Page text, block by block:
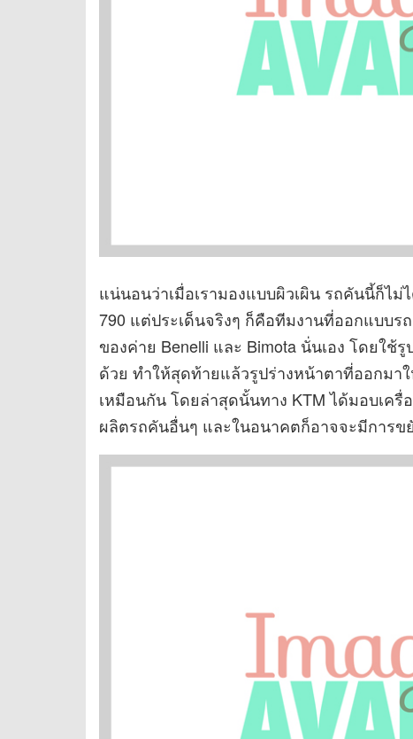
แน่นอนว่าเมื่อเรามองแบบผิวเผิน รถคันนี้ก็ไ
790 แต่ประเด็นจริงๆ ก็คือทีมงานที่ออกแบบ
ของค่าย Benelli และ Bimota นั่นเอง โดยใช้
ด้วย ทำให้สุดท้ายแล้วรูปร่างหน้าตาที่ออกมา
เหมือนกัน โดยล่าสุดนั้นทาง KTM ได้มอบเครื่
ผลิตรถคันอื่นๆ และในอนาคตก็อาจจะมีการข